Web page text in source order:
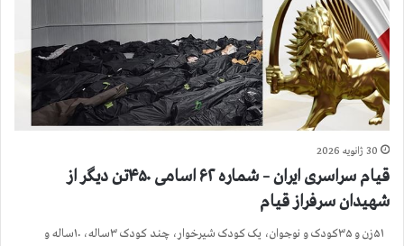
30 ژانویه 2026
قیام سراسری ایران – شماره ۶۲ اسامی ۴۵۰تن دیگر از
شهیدان سرفراز قیام
۵۱زن و ۳۵کودک و نوجوان، یک کودک شیرخوار، چند کودک ۳ساله، ۱۰ساله و